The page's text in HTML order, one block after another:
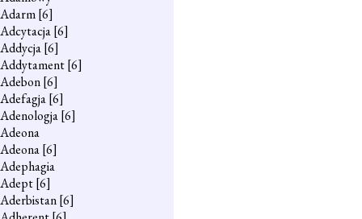
Adarm[6]
Adcytacja[6]
Addycja[6]
Addytament[6]
Adebon[6]
Adefagja[6]
Adenologja[6]
Adeona
Adeona[6]
Adephagia
Adept[6]
Aderbistan[6]